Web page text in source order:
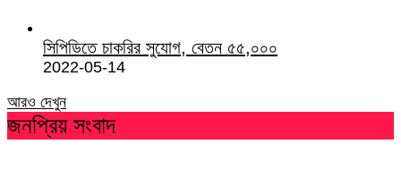
সিপিডিতে চাকরির সুযোগ, বেতন ৫৫,০০০
2022-05-14
আরও দেখুন
জনপ্রিয় সংবাদ